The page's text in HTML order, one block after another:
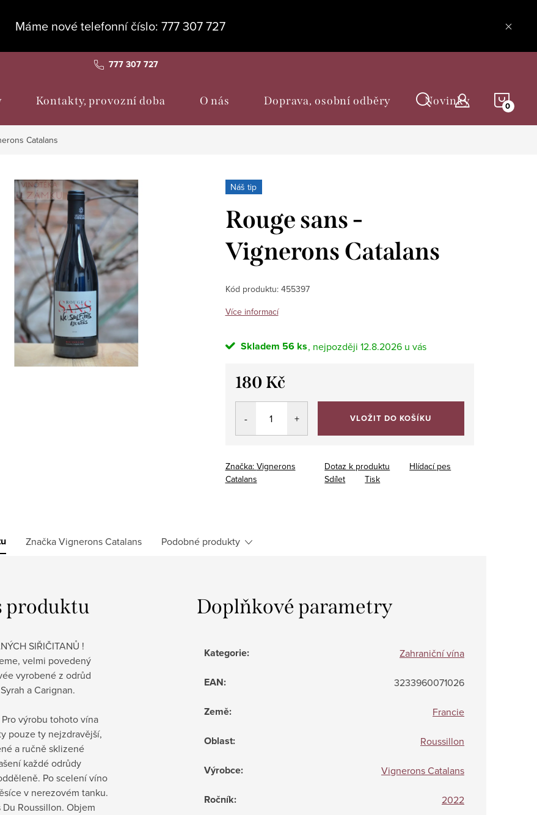
Máme nové telefonní číslo: 777 307 727
777 307 727
Kontakty, provozní doba O nás Doprava, osobní odběry Novinky
Catalans
Náš tip
Rouge sans -
Vignerons Catalans
Kód produktu: 455397
Více informací
Skladem 56 ks 12.8.2026
180 Kč
Měrná
VLOŽIT DO KOŠÍKU
Značka: Vignerons
Catalans
Tisk
Dotaz k produktu
Hlídací pes
Sdílet
ZnačkaVignerons Catalans Podobné produkty
produktu
SIŘIČITANŮ !
velmi povedený
vyrobené z odrůd
a Carignan.
Pro výrobu tohoto vína
pouze ty nejzdravější,
a ručně sklizené
každé odrůdy
Po scelení víno
v nerezovém tanku.
Du Roussillon. Objem
Doplňkové parametry
Kategorie: Zahraniční vína
EAN: 3233960071026
Země: Francie
Oblast: Roussillon
Výrobce: Vignerons Catalans
Ročník: 2022